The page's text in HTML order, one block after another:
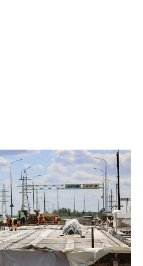
проезд на субподряде с
того, у нас есть объекты в
улицу Энергетиков в
восстанавливали мост через
Gorod3466.ru
церемонии в администрации,
чествование
где строителям также вручили
Дмитрий Кощенко
этот праздник
родился посреди тайги и